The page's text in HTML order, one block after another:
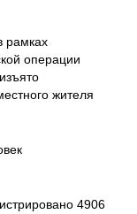
рамках
операции
жителя
4906